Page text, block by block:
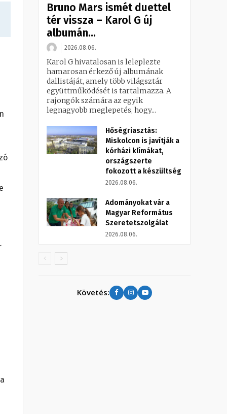
Bruno Mars ismét duettel
tér vissza – Karol G új
albumán...
2026.08.06.
Karol G hivatalosan is leleplezte
hamarosan érkező új albumának
dallistáját, amely több világsztár
együttműködését is tartalmazza. A
rajongók számára az egyik
legnagyobb meglepetés, hogy...
Hőségriasztás:
Miskolcon is javítják a
kórházi klímákat,
országszerte
fokozott a készültség
2026.08.06.
Adományokat vár a
Magyar Református
Szeretetszolgálat
2026.08.06.
Követés: